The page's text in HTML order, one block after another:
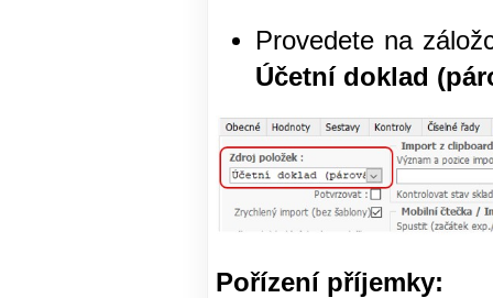
Provedete na
Účetní doklad
Pořízení příjemky: